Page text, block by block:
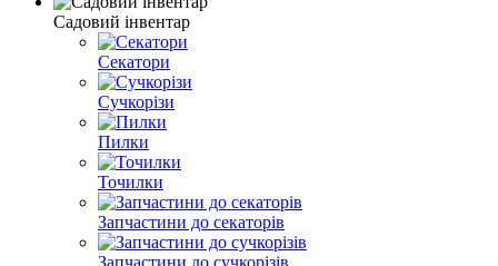
Садовий інвентар
Секатори
Сучкорізи
Пилки
Точилки
Запчастини до секаторів
Запчастини до сучкорізів